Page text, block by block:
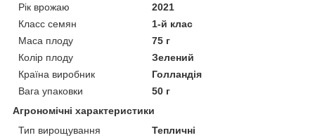
Рік врожаю
2021
Класс семян
1-й клас
Маса плоду
75 г
Колір плоду
Зелений
Країна виробник
Голландія
Вага упаковки
50 г
Агрономічні характеристики
Тип вирощування
Тепличні